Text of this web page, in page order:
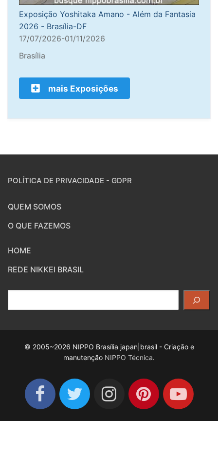
Exposição Yoshitaka Amano - Além da Fantasia
2026 - Brasília-DF
17/07/2026-01/11/2026
Brasília
mais Exposições
POLÍTICA DE PRIVACIDADE - GDPR
QUEM SOMOS
O QUE FAZEMOS
HOME
REDE NIKKEI BRASIL
© 2005~2026 NIPPO Brasília japan|brasil - Criação e
manutenção NIPPO Técnica.